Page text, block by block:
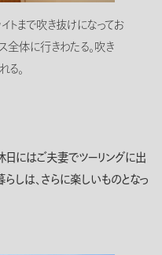
トまで吹き抜けになってお
全体に行きわたる。吹き
。
日にはご夫妻でツーリングに出
しは、さらに楽しいものとなっ